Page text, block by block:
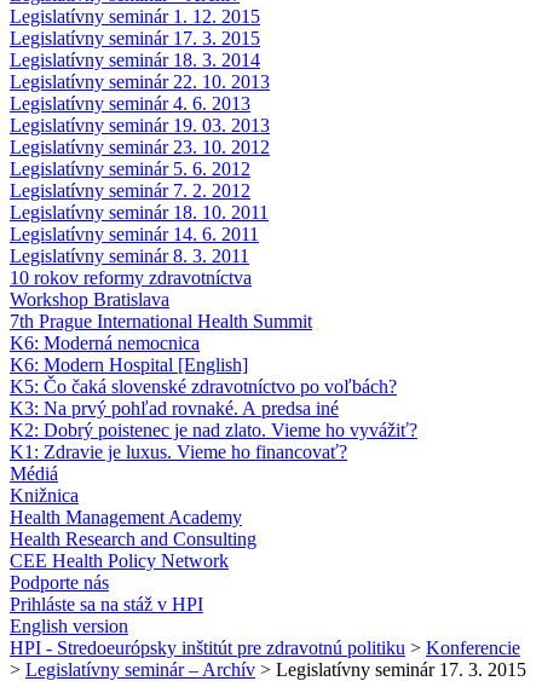
Legislatívny seminár 1. 12. 2015
Legislatívny seminár 17. 3. 2015
Legislatívny seminár 18. 3. 2014
Legislatívny seminár 22. 10. 2013
Legislatívny seminár 4. 6. 2013
Legislatívny seminár 19. 03. 2013
Legislatívny seminár 23. 10. 2012
Legislatívny seminár 5. 6. 2012
Legislatívny seminár 7. 2. 2012
Legislatívny seminár 18. 10. 2011
Legislatívny seminár 14. 6. 2011
Legislatívny seminár 8. 3. 2011
10 rokov reformy zdravotníctva
Workshop Bratislava
7th Prague International Health Summit
K6: Moderná nemocnica
K6: Modern Hospital [English]
K5: Čo čaká slovenské zdravotníctvo po voľbách?
K3: Na prvý pohľad rovnaké. A predsa iné
K2: Dobrý poistenec je nad zlato. Vieme ho vyvážiť?
K1: Zdravie je luxus. Vieme ho financovať?
Médiá
Knižnica
Health Management Academy
Health Research and Consulting
CEE Health Policy Network
Podporte nás
Prihláste sa na stáž v HPI
English version
HPI - Stredoeurópsky inštitút pre zdravotnú politiku > Konferencie
> Legislatívny seminár – Archív > Legislatívny seminár 17. 3. 2015